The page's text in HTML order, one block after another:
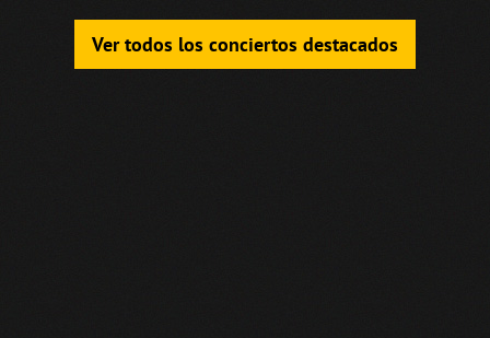
Ver todos los conciertos destacados